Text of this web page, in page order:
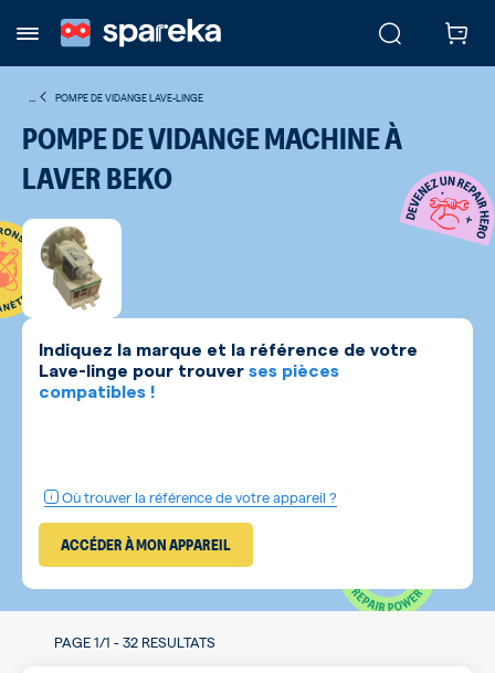
POMPE DE VIDANGE LAVE-LINGE
POMPE DE VIDANGE MACHINE À
LAVER BEKO
Indiquez la marque et la référence de votre
Lave-linge pour trouver ses pièces
compatibles !
Où trouver la référence de votre appareil ?
ACCÉDER À MON APPAREIL
PAGE1/1 -32 RESULTATS